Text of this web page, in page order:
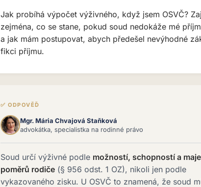
Jak probíhá výpočet výživného, když jsem OSVČ?
zejména, co se stane, pokud soud nedokáže mé
a jak mám postupovat, abych předešel nevýhodné
fikci příjmu.
✅ ODPOVĚĎ
Mgr. Mária Chvajová Staňková
advokátka, specialistka na rodinné právo
Soud určí výživné podle možností, schopností a
poměrů rodiče (§ 956 odst. 1 OZ), nikoli jen podle
vykazovaného zisku. U OSVČ to znamená, že soud